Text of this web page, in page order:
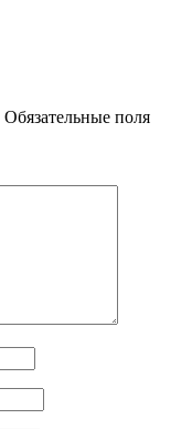
Обязательные поля